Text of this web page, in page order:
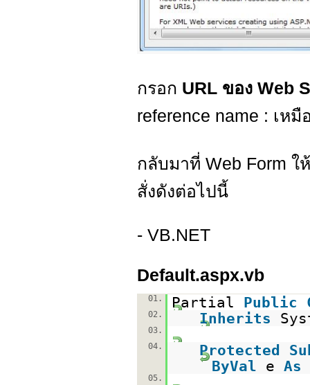
กรอก URL ของ Web
reference name : เห
กลับมาที่ Web Form ใ
สั่งดังต่อไปนี้
- VB.NET
Default.aspx.vb
01. Partial Public
02. Inherits
03.
04.
Protected
ByVal e As
05.